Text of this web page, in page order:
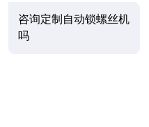
咨询定制自动锁螺丝机
吗